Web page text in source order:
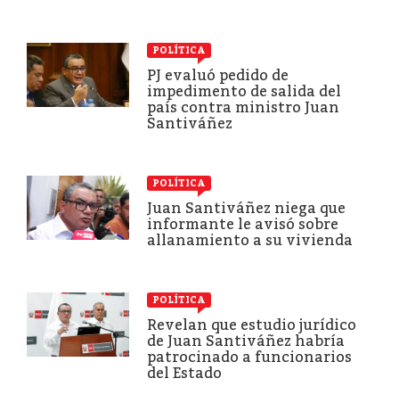
POLÍTICA
PJ evaluó pedido de
impedimento de salida del
país contra ministro Juan
Santiváñez
POLÍTICA
Juan Santiváñez niega que
informante le avisó sobre
allanamiento a su vivienda
POLÍTICA
Revelan que estudio jurídico
de Juan Santiváñez habría
patrocinado a funcionarios
del Estado